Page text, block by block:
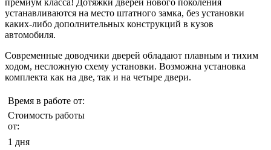
устанавливаются на место штатного замка, без установки
каких-либо дополнительных конструкций в кузов
автомобиля.
Современные доводчики дверей обладают плавным и тихим
ходом, несложную схему установки. Возможна установка
комплекта как на две, так и на четыре двери.
Время в работе от:
Стоимость работы
от:
1 дня